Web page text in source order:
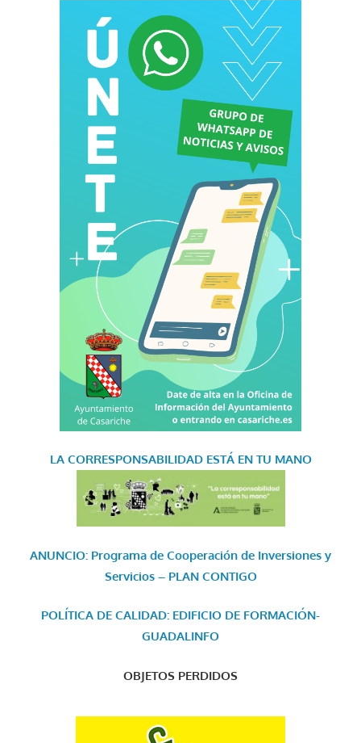
LA CORRESPONSABILIDAD ESTÁ EN TU MANO
ANUNCIO: Programa de Cooperación de Inversiones y
Servicios – PLAN CONTIGO
POLÍTICA DE CALIDAD: EDIFICIO DE FORMACIÓN-
GUADALINFO
OBJETOS PERDIDOS